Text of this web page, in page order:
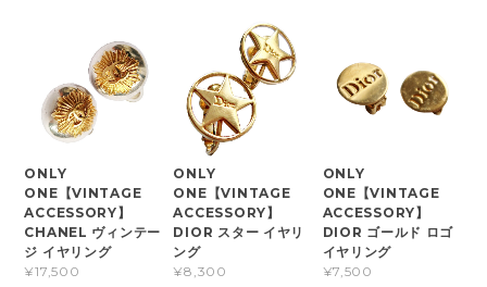
ONLY
ONE【VINTAGE
ACCESSORY】
CHANEL ヴィンテー
ジ イヤリング
¥17,500
ONLY
ONE【VINTAGE
ACCESSORY】
DIOR スター イヤリ
ング
¥8,300
ONLY
ONE【VINTAGE
ACCESSORY】
DIOR ゴールド ロゴ
イヤリング
¥7,500